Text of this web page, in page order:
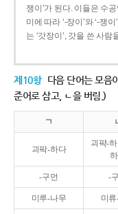
쟁이’가 된다. 이들은 수
미에 따라 ‘-장이’와 ‘-쟁
는 ‘갓장이’, 갓을 쓴 사람
제10항 다음 단어는 모음
준어로 삼고, ㄴ을 버림.)
ㄱ
괴팍-하다
괴퍅-
-구먼 -
미루-나무 미